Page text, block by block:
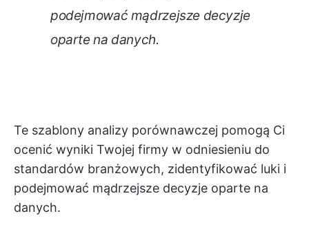
podejmować mądrzejsze decyzje
oparte na danych.
Te szablony analizy porównawczej pomogą Ci
ocenić wyniki Twojej firmy w odniesieniu do
standardów branżowych, zidentyfikować luki i
podejmować mądrzejsze decyzje oparte na
danych.